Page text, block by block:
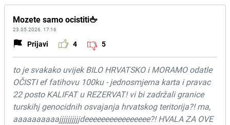
Mozete samo ocistiti🖕
23.05.2026. 17:16
Prijavi 4 5
to je svakako uvijek BILO HRVATSKO i MORAMO odatle
OČISTI ef fatihovu 100ku - jednosmjerna karta i pravac
22 posto KALIFAT u REZERVAT! vi bi zadržali granice
turskihj genocidnih osvajanja hrvatskog teritorija?! ma,
aaaaaaaaaajjjjjjjjjjdeeeeeeeeeeeeeeee?! HVALA ZA OVE